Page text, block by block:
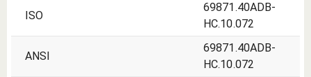
ISO
69871.40ADB-
HC.10.072
ANSI
69871.40ADB-
HC.10.072